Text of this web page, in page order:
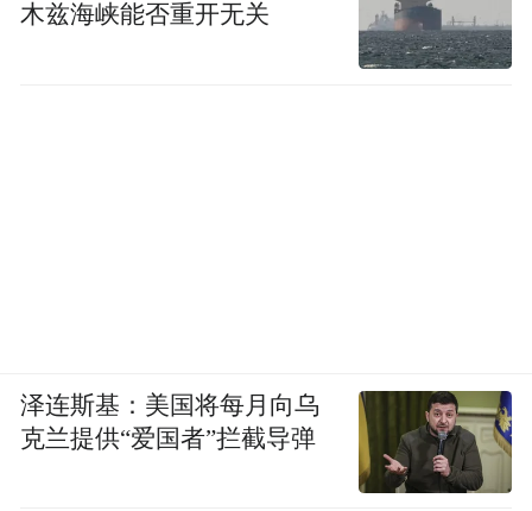
木兹海峡能否重开无关
泽连斯基：美国将每月向乌
克兰提供“爱国者”拦截导弹